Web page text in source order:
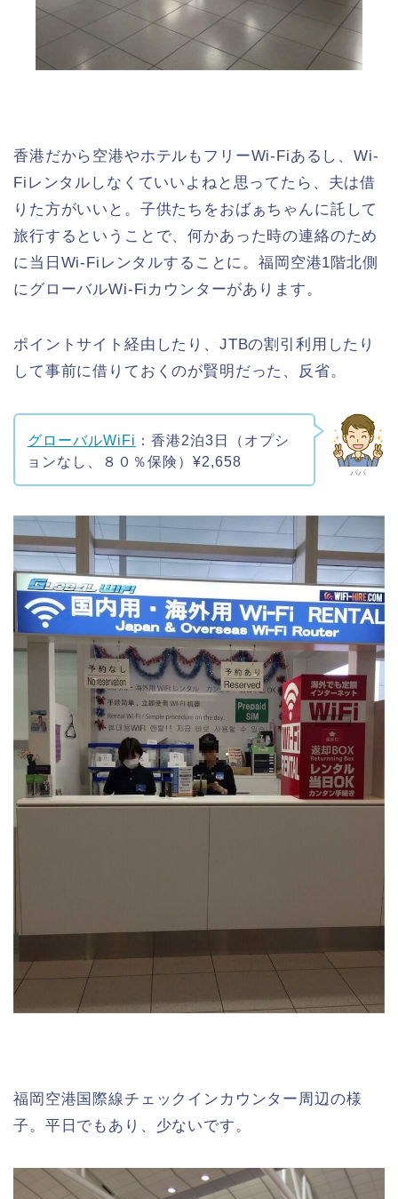
香港だから空港やホテルもフリーWi-Fiあるし、Wi-
Fiレンタルしなくていいよねと思ってたら、夫は借
りた方がいいと。子供たちをおばぁちゃんに託して
旅行するということで、何かあった時の連絡のため
に当日Wi-Fiレンタルすることに。福岡空港1階北側
にグローバルWi-Fiカウンターがあります。
ポイントサイト経由したり、JTBの割引利用したり
して事前に借りておくのが賢明だった、反省。
パパ
グローバルWiFi ：香港2泊3日（オプシ
ョンなし、８０％保険）¥2,658
福岡空港国際線チェックインカウンター周辺の様
子。平日でもあり、少ないです。